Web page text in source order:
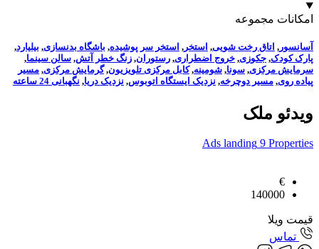
امکانات مجموعه
آسانسور , اتاق رخت شویی, استخر , استخر سر پوشیده, باشگاه بدنسازی, بیلیارد,
پارک کودک, جکوزی, خروج اضطراری, رستوران, زنگ خطر آتش, سالن سینما,
سرمایش مرکزی, سونا, شومینه,کابل مرکزی تلویزیون,گرمایش مرکزی, مسیر
پیاده روی, مسیر دوچرخه, نزدیک ایستگاه اتوبوس, نزدیک دریا, نگهبانی 24 ساعته
ویدئو ملک
Ads landing 9 Properties
€
140000
قیمت ویلا
تماس